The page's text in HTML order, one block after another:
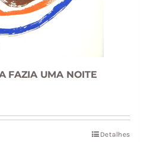
FAZIA UMA NOITE
Detalhes